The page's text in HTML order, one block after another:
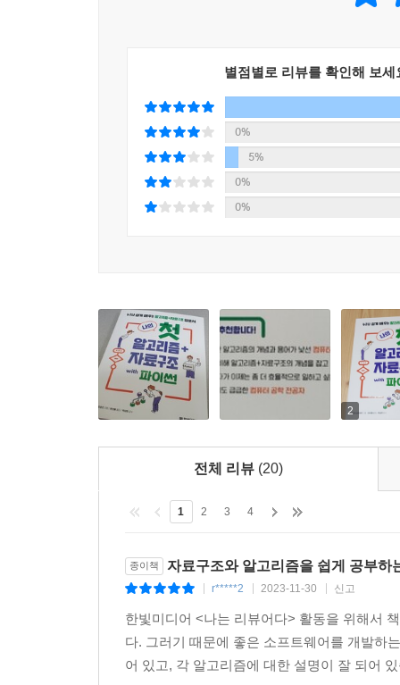
별점별로 리뷰를 확인해 보세
0%
5%
0%
0%
2
전체 리뷰 (20)
1 2 3 4
종이책 자료구조와 알고리즘을 쉽게 공부하
r*****2 2023-11-30 신고
한빛미디어 <나는 리뷰어다> 활동을 위해서
다. 그러기 때문에 좋은 소프트웨어를 개발하
어 있고, 각 알고리즘에 대한 설명이 잘 되어